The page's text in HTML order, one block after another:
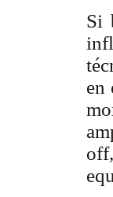
Si
en